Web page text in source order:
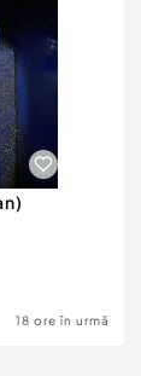
18 ore în urmă